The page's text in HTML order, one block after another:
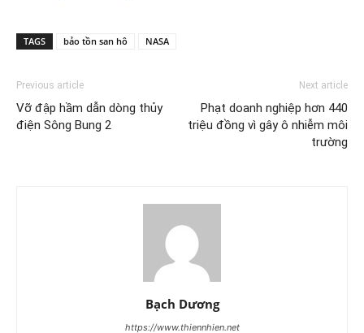
TAGS bảo tồn san hô NASA
Previous article
Vỡ đập hầm dẫn dòng thủy
điện Sông Bung 2
Next article
Phạt doanh nghiệp hơn 440
triệu đồng vì gây ô nhiễm môi
trường
Bạch Dương
https://www.thiennhien.net